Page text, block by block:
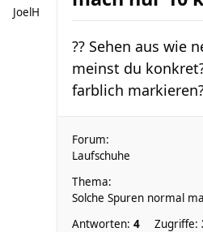
JoelH
?? Sehen aus wie
meinst du
farblich
Forum:
Laufschuhe
Thema:
Solche Spuren normal
Antworten: 4 Zugriffe: